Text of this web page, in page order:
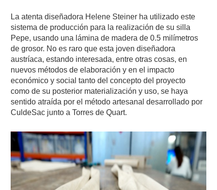
La atenta diseñadora Helene Steiner ha utilizado este
sistema de producción para la realización de su silla
Pepe, usando una lámina de madera de 0.5 milímetros
de grosor. No es raro que esta joven diseñadora
austríaca, estando interesada, entre otras cosas, en
nuevos métodos de elaboración y en el impacto
económico y social tanto del concepto del proyecto
como de su posterior materialización y uso, se haya
sentido atraída por el método artesanal desarrollado por
CuldeSac junto a Torres de Quart.